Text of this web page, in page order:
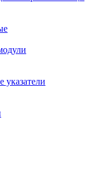
указатели